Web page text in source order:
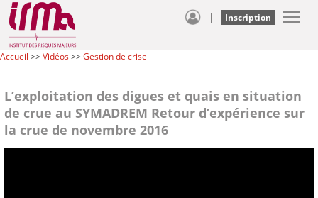
| Inscription
Accueil >>Vidéos>>Gestion de crise
L’exploitation des digues et quais en situation
de crue au SYMADREM Retour d’expérience sur
la crue de novembre 2016